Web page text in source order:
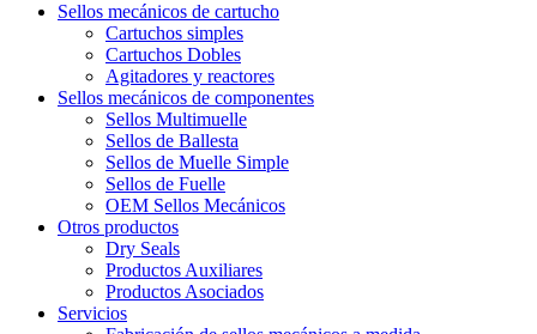
Sellos mecánicos de cartucho
Cartuchos simples
Cartuchos Dobles
Agitadores y reactores
Sellos mecánicos de componentes
Sellos Multimuelle
Sellos de Ballesta
Sellos de Muelle Simple
Sellos de Fuelle
OEM Sellos Mecánicos
Otros productos
Dry Seals
Productos Auxiliares
Productos Asociados
Servicios